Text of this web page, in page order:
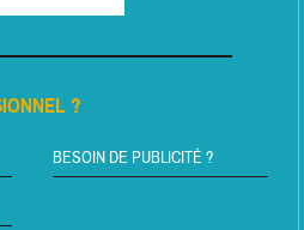
?
BESOIN DE PUBLICITÉ ?